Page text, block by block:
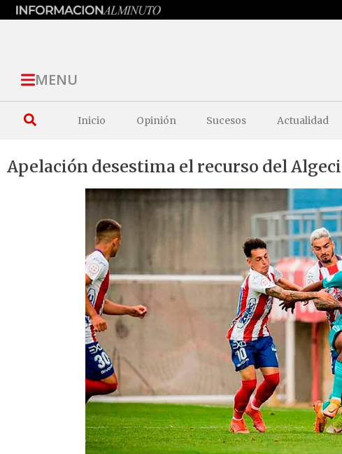
MENU
Inicio Opinión Sucesos Actualidad
Apelación desestima el recurso del